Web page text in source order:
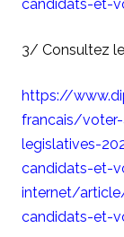
candidats-et-
3/ Consultez
https://
francais/
legislatives-
candidats-et-
internet/
candidats-et-